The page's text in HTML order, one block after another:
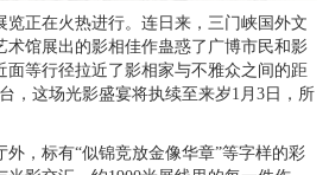
览正在火热进行。连日来，三门峡国外文
术馆展出的影相佳作蛊惑了广博市民和影
面等行径拉近了影相家与不雅众之间的距
，这场光影盛宴将执续至来岁1月3日，所
，标有“似锦竞放金像华章”等字样的彩